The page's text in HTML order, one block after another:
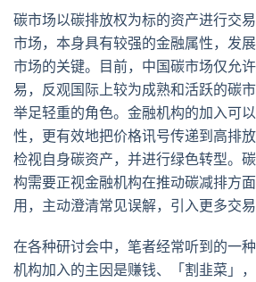
碳市场以碳排放权为标的资产进行交
市场，本身具有较强的金融属性，发
市场的关键。目前，中国碳市场仅允
易，反观国际上较为成熟和活跃的碳
举足轻重的角色。金融机构的加入可
性，更有效地把价格讯号传递到高排
检视自身碳资产，并进行绿色转型。
构需要正视金融机构在推动碳减排方
用，主动澄清常见误解，引入更多交
在各种研讨会中，笔者经常听到的一
机构加入的主因是赚钱、「割韭菜」